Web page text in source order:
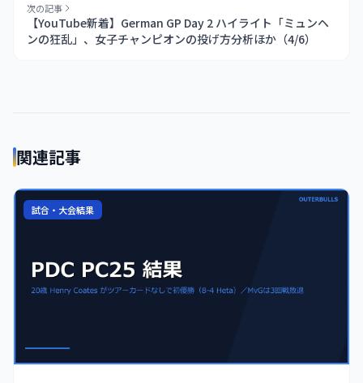
次の記事
【YouTube新着】German GP Day 2 ハイライト「ミュンヘ
ンの狂乱」、女子チャンピオンの投げ方分析ほか（4/6）
関連記事
試合・大会結果